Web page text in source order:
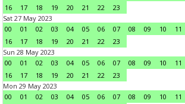
16
17 18 19 20 21 22
23
Sat 27 May 2023
00
01 02 03 04 05 06 07 08 09 10 11
16
17 18 19 20 21 22
23
Sun 28 May 2023
00
01 02 03 04 05 06 07 08 09 10 11
16
17 18 19 20 21 22
23
Mon 29 May 2023
00
01 02 03 04 05 06 07 08 09 10 11